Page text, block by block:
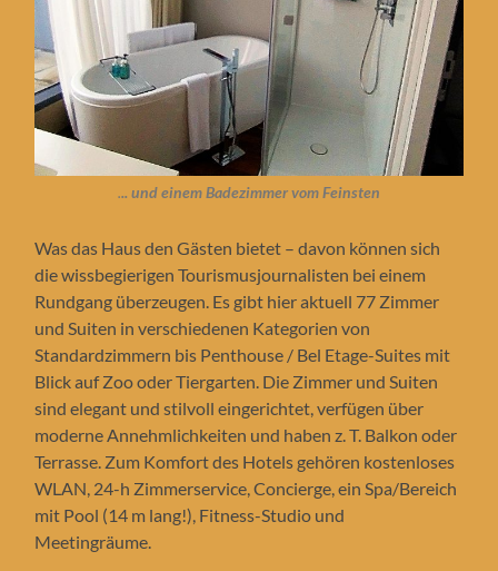
... und einem Badezimmer vom Feinsten
Was das Haus den Gästen bietet – davon können sich
die wissbegierigen Tourismusjournalisten bei einem
Rundgang überzeugen. Es gibt hier aktuell 77 Zimmer
und Suiten in verschiedenen Kategorien von
Standardzimmern bis Penthouse / Bel Etage-Suites mit
Blick auf Zoo oder Tiergarten. Die Zimmer und Suiten
sind elegant und stilvoll eingerichtet, verfügen über
moderne Annehmlichkeiten und haben z. T. Balkon oder
Terrasse. Zum Komfort des Hotels gehören kostenloses
WLAN, 24-h Zimmerservice, Concierge, ein Spa/Bereich
mit Pool (14 m lang!), Fitness-Studio und
Meetingräume.